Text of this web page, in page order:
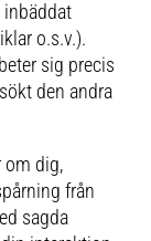
inbäddat
o.s.v.).
sig precis
den andra
om dig,
från
sagda